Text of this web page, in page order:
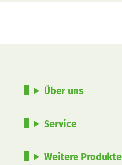
Über uns
Service
Weitere Produkte